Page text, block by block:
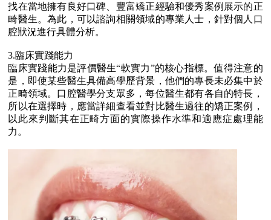
找在當地擁有良好口碑、豐富矯正經驗和優秀案例展示的正
畸醫生。為此，可以諮詢相關領域的專業人士，針對個人口
腔狀況進行具體分析。
3.臨床實踐能力
臨床實踐能力是評價醫生“軟實力”的核心指標。值得注意的
是，即使某些醫生具備高學歷背景，他們的專長未必集中於
正畸領域。口腔醫學分支眾多，每位醫生都有各自的特長，
所以在選擇時，應當詳細查看並對比醫生過往的矯正案例，
以此來判斷其在正畸方面的實際操作水準和適應症處理能
力。